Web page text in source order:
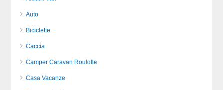
Auto
Biciclette
Caccia
Camper Caravan Roulotte
Casa Vacanze